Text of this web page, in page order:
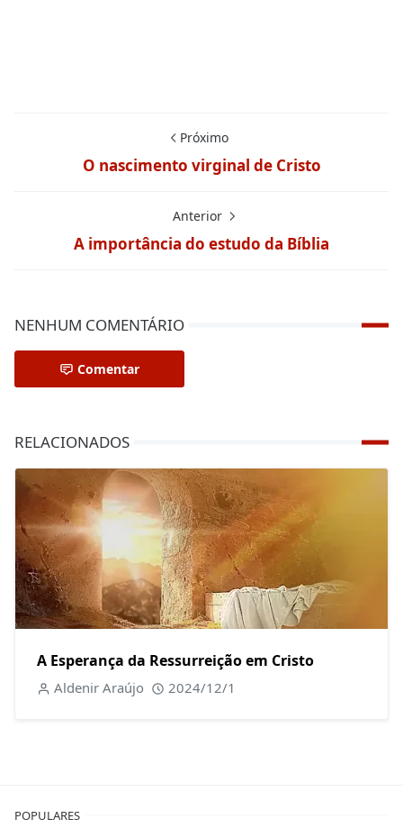
Próximo
O nascimento virginal de Cristo
Anterior
A importância do estudo da Bíblia
NENHUM COMENTÁRIO
Comentar
RELACIONADOS
A Esperança da Ressurreição em Cristo
Aldenir Araújo 2024/12/1
POPULARES